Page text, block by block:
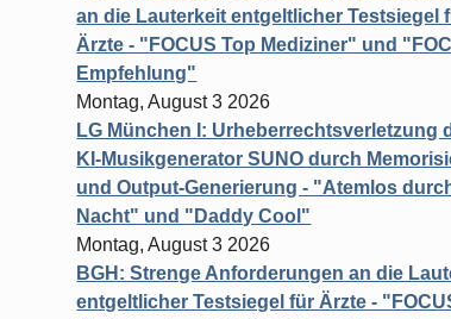
an die Lauterkeit entgeltlicher Testsiegel
Ärzte - "FOCUS Top Mediziner" und
Empfehlung"
Montag, August 3 2026
LG München I: Urheberrechtsverletzung
KI-Musikgenerator SUNO durch
und Output-Generierung - "Atemlos
Nacht" und "Daddy Cool"
Montag, August 3 2026
BGH: Strenge Anforderungen an die
entgeltlicher Testsiegel für Ärzte -